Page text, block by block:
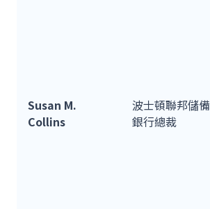
Susan M.
Collins
波士頓聯邦儲備
銀行總裁